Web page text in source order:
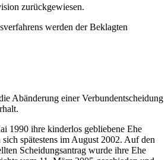
zurückgewiesen.
werden der Beklagten
Abänderung einer Verbundentscheidung
1990 ihre kinderlos gebliebene Ehe
sich spätestens im August 2002. Auf den
Scheidungsantrag wurde ihre Ehe